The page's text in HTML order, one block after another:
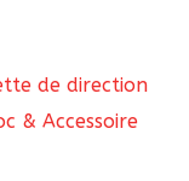
de direction
& Accessoire